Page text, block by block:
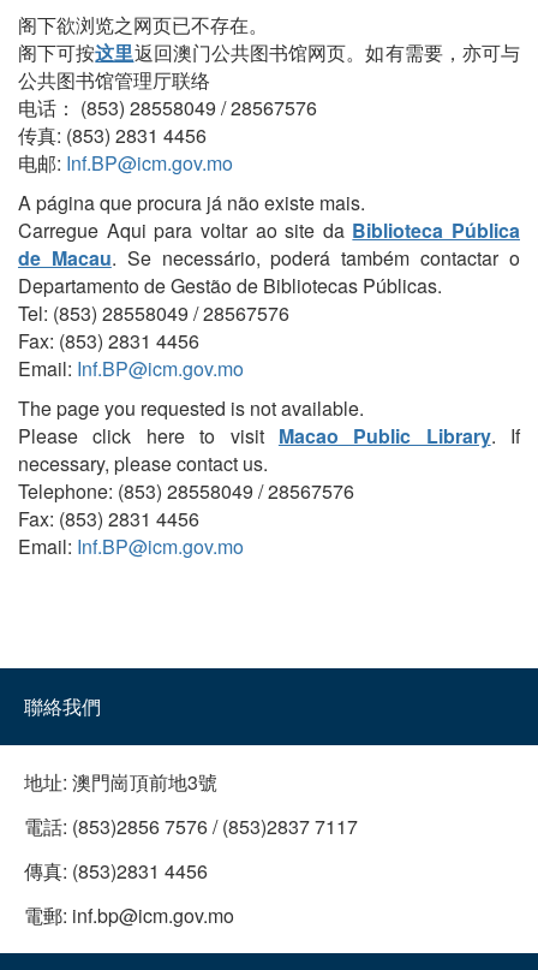
阁下欲浏览之网页已不存在。
阁下可按这里返回澳门公共图书馆网页。如有需要，亦可与
公共图书馆管理厅联络
电话： (853) 28558049 / 28567576
传真: (853) 2831 4456
电邮: Inf.BP@icm.gov.mo
A página que procura já não existe mais.
Carregue Aqui para voltar ao site da Biblioteca Pública
de Macau. Se necessário, poderá também contactar o
Departamento de Gestão de Bibliotecas Públicas.
Tel: (853) 28558049 / 28567576
Fax: (853) 2831 4456
Email: Inf.BP@icm.gov.mo
The page you requested is not available.
Please click here to visit Macao Public Library. If
necessary, please contact us.
Telephone: (853) 28558049 / 28567576
Fax: (853) 2831 4456
Email: Inf.BP@icm.gov.mo
聯絡我們
地址: 澳門崗頂前地3號
電話: (853)2856 7576 / (853)2837 7117
傳真: (853)2831 4456
電郵: inf.bp@icm.gov.mo